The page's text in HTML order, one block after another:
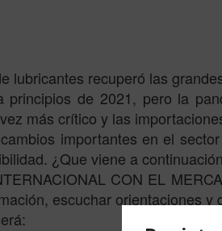
lubricantes recuperó las
principios de 2021, pero la
más crítico y las
importantes en el
¿Que viene a
CON EL
escuchar orientaciones